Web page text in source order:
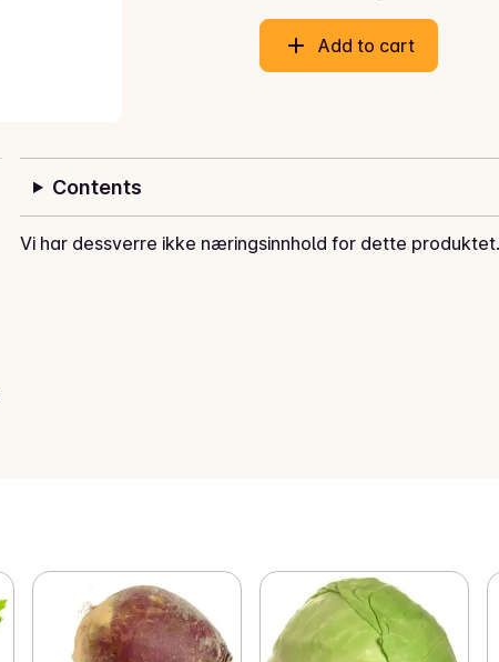
Add to cart
Contents
Vi har dessverre ikke næringsinnhold for dette produktet.